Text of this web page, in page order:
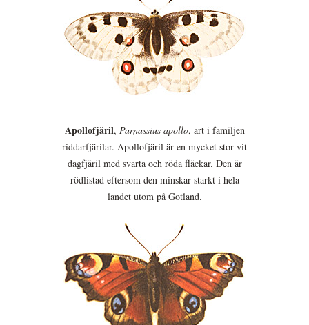
Apollofjäril, Parnassius apollo, art i familjen
riddarfjärilar. Apollofjäril är en mycket stor vit
dagfjäril med svarta och röda fläckar. Den är
rödlistad eftersom den minskar starkt i hela
landet utom på Gotland.